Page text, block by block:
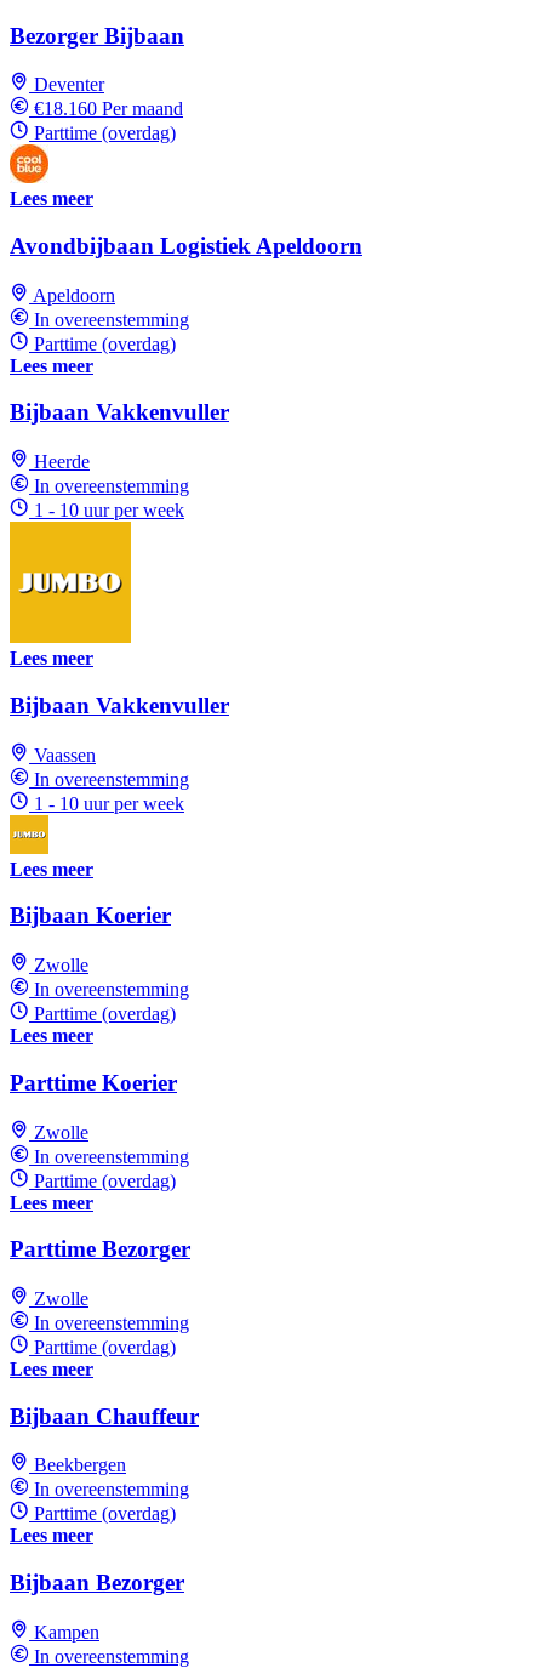
Bezorger Bijbaan
Deventer
€18.160 Per maand
Parttime (overdag)
Lees meer
Avondbijbaan Logistiek Apeldoorn
Apeldoorn
In overeenstemming
Parttime (overdag)
Lees meer
Bijbaan Vakkenvuller
Heerde
In overeenstemming
1 - 10 uur per week
Lees meer
Bijbaan Vakkenvuller
Vaassen
In overeenstemming
1 - 10 uur per week
Lees meer
Bijbaan Koerier
Zwolle
In overeenstemming
Parttime (overdag)
Lees meer
Parttime Koerier
Zwolle
In overeenstemming
Parttime (overdag)
Lees meer
Parttime Bezorger
Zwolle
In overeenstemming
Parttime (overdag)
Lees meer
Bijbaan Chauffeur
Beekbergen
In overeenstemming
Parttime (overdag)
Lees meer
Bijbaan Bezorger
Kampen
In overeenstemming